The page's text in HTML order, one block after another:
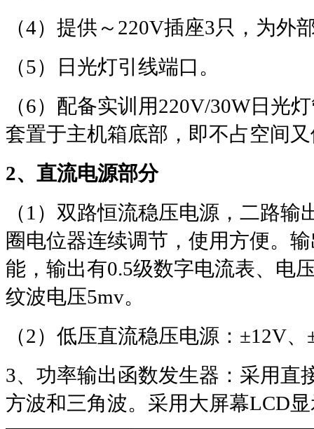
（4）提供～ 220V插座3只，为外
（5）日光灯引线端口。
（6）配备实训用220V/30W日光
套置于主机箱底部，即不占空间
2、直流电源部分
（1 ）双路恒流稳压电源，二路输
圈电位器连续调节，使用方便。
能，输出有0.5级数字电流表、电
纹波电压5mv。
（2）低压直流稳压电源： ±12V、
3、功率输出函数发生器：采用直
方波和三角波。采用大屏幕LCD